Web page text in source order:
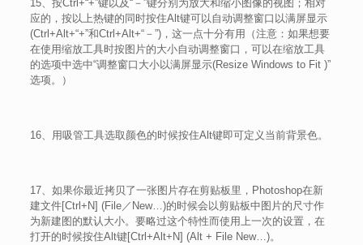
15、按Ctrl+“+”键以及“－”键分别为放大和缩小图像的视图；相对
应的，按以上热键的同时按住Alt键可以自动调整窗口以满屏显示
(Ctrl+Alt+“+”和Ctrl+Alt+“－”)，这一点十分有用（注意：如果想要
在使用缩放工具时按图片的大小自动调整窗口，可以在缩放工具
的选项中选中“调整窗口大小以满屏显示(Resize Windows to Fit )”
选项。）
16、用吸管工具选取颜色的时候按住Alt键即可定义当前背景色。
17、如果你最近拷贝了一张图片存在剪贴板里，Photoshop在新
建文件[Ctrl+N] (File／New…)的时候会以剪贴板中图片的尺寸作
为新建图的默认大小。要略过这个特性而使用上一次的设置，在
打开的时候按住Alt键[Ctrl+Alt+N] (Alt + File New…)。